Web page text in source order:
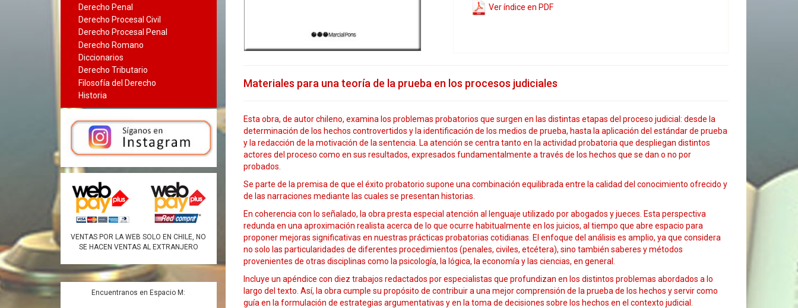
Derecho Penal
Derecho Procesal Civil
Derecho Procesal Penal
Derecho Romano
Diccionarios
Derecho Tributario
Filosofía del Derecho
Historia
VENTAS POR LA WEB SOLO EN CHILE, NO
SE HACEN VENTAS AL EXTRANJERO
Encuentranos en Espacio M:
Ver índice en PDF
Materiales para una teoría de la prueba en los procesos judiciales
Esta obra, de autor chileno, examina los problemas probatorios que surgen en las distintas etapas del proceso judicial: desde la
determinación de los hechos controvertidos y la identificación de los medios de prueba, hasta la aplicación del estándar de prueba
y la redacción de la motivación de la sentencia. La atención se centra tanto en la actividad probatoria que despliegan distintos
actores del proceso como en sus resultados, expresados fundamentalmente a través de los hechos que se dan o no por
probados.
Se parte de la premisa de que el éxito probatorio supone una combinación equilibrada entre la calidad del conocimiento ofrecido y
de las narraciones mediante las cuales se presentan historias.
En coherencia con lo señalado, la obra presta especial atención al lenguaje utilizado por abogados y jueces. Esta perspectiva
redunda en una aproximación realista acerca de lo que ocurre habitualmente en los juicios, al tiempo que abre espacio para
proponer mejoras significativas en nuestras prácticas probatorias cotidianas. El enfoque del análisis es amplio, ya que considera
no solo las particularidades de diferentes procedimientos (penales, civiles, etcétera), sino también saberes y métodos
provenientes de otras disciplinas como la psicología, la lógica, la economía y las ciencias, en general.
Incluye un apéndice con diez trabajos redactados por especialistas que profundizan en los distintos problemas abordados a lo
largo del texto. Así, la obra cumple su propósito de contribuir a una mejor comprensión de la prueba de los hechos y servir como
guía en la formulación de estrategias argumentativas y en la toma de decisiones sobre los hechos en el contexto judicial.